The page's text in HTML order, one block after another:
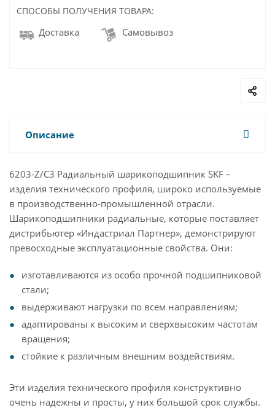
СПОСОБЫ ПОЛУЧЕНИЯ ТОВАРА:
Доставка Самовывоз
Описание
6203-Z/C3 Радиальный шарикоподшипник SKF –
изделия технического профиля, широко используемые
в производственно-промышленной отрасли.
Шарикоподшипники радиальные, которые поставляет
дистрибьютер «Индастриал Партнер», демонстрируют
превосходные эксплуатационные свойства. Они:
изготавливаются из особо прочной подшипниковой
стали;
выдерживают нагрузки по всем направлениям;
адаптированы к высоким и сверхвысоким частотам
вращения;
стойкие к различным внешним воздействиям.
Эти изделия технического профиля конструктивно
очень надежны и просты, у них большой срок службы.